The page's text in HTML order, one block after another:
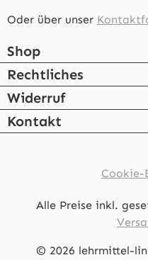
Oder über unser
Shop
Rechtliches
Widerruf
Kontakt
Cookie-
Alle Preise inkl.
© 2026 lehrmittel-